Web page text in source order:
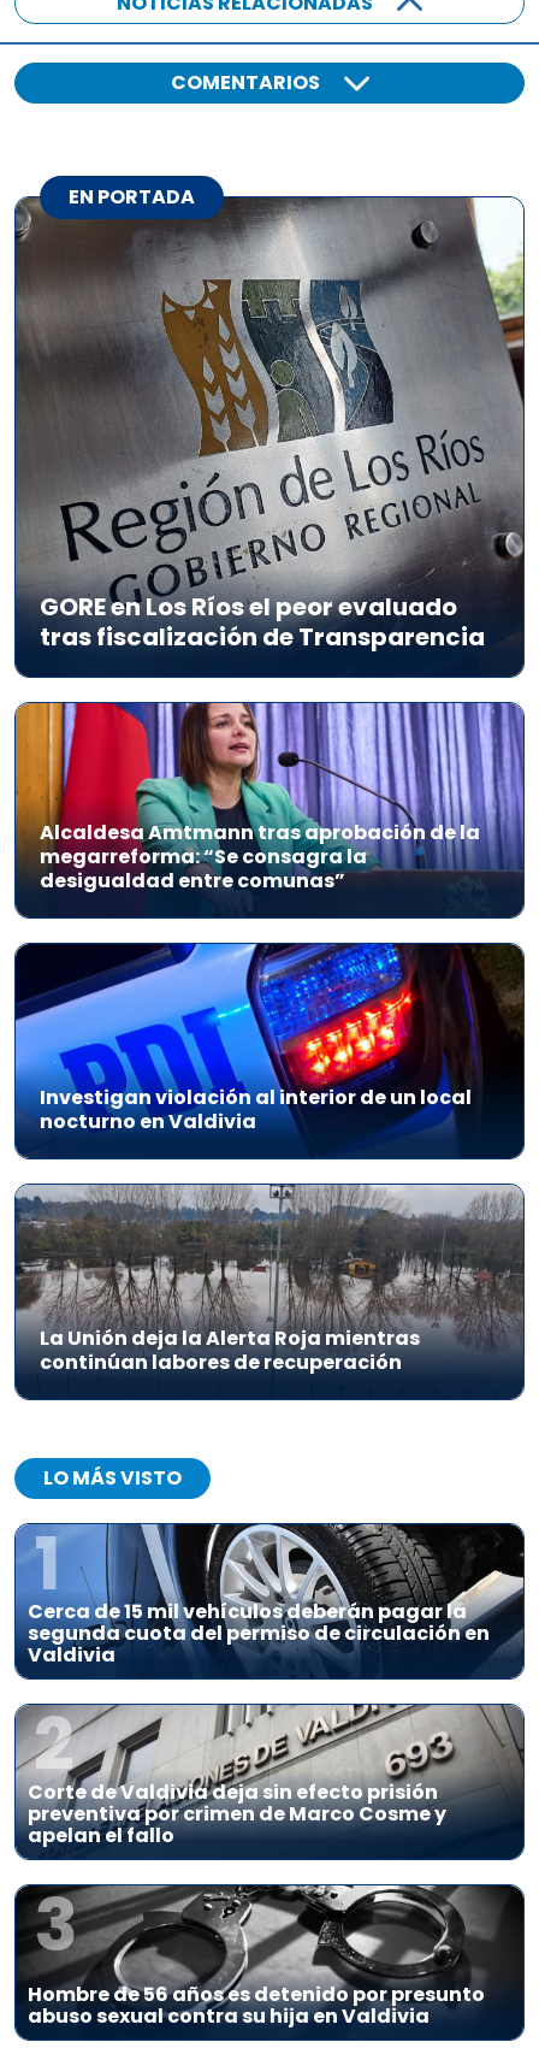
COMENTARIOS
EN PORTADA
GORE en Los Ríos el peor evaluado
tras fiscalización de Transparencia
Alcaldesa Amtmann tras aprobación de la
megarreforma: “Se consagra la
desigualdad entre comunas”
Investigan violación al interior de un local
nocturno en Valdivia
La Unión deja la Alerta Roja mientras
continúan labores de recuperación
LO MÁS VISTO
1
Cerca de 15 mil vehículos deberán pagar la
segunda cuota del permiso de circulación en
Valdivia
2
Corte de Valdivia deja sin efecto prisión
preventiva por crimen de Marco Cosme y
apelan el fallo
3
Hombre de 56 años es detenido por presunto
abuso sexual contra su hija en Valdivia